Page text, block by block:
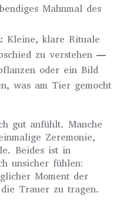
Mahnmal des
Kleine, klare Rituale
zu verstehen —
oder ein Bild
was am Tier gemocht
gut anfühlt. Manche
Zeremonie,
Beides ist in
unsicher fühlen:
Moment der
Trauer zu tragen.